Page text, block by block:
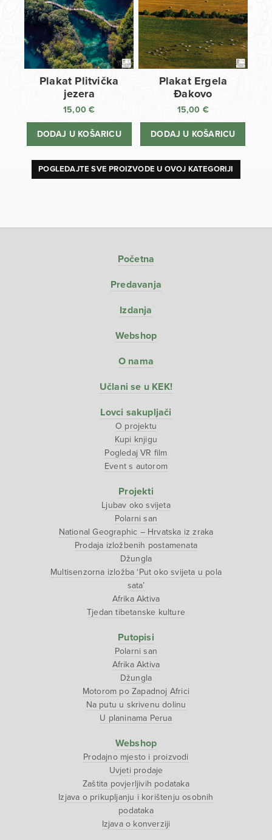
Plakat Plitvička
jezera
15,00€
DODAJ U KOŠARICU
Plakat Ergela
Đakovo
15,00 €
DODAJ U KOŠARICU
POGLEDAJTE SVE PROIZVODE U OVOJ KATEGORIJI
Početna
Predavanja
Izdanja
Webshop
O nama
Učlani se u KEK!
Lovci sakupljači
O projektu
Kupi knjigu
Pogledaj VR film
Event s autorom
Projekti
Ljubav oko svijeta
Polarni san
National Geographic – Hrvatska iz zraka
Prodaja izložbenih postamenata
Džungla
Multisenzorna izložba ‘Put oko svijeta u pola
sata’
Afrika Aktiva
Tjedan tibetanske kulture
Putopisi
Polarni san
Afrika Aktiva
Džungla
Motorom po Zapadnoj Africi
Na putu u skrivenu dolinu
U planinama Perua
Webshop
Prodajno mjesto i proizvodi
Uvjeti prodaje
Zaštita povjerljivih podataka
Izjava o prikupljanju i korištenju osobnih
podataka
Izjava o konverziji